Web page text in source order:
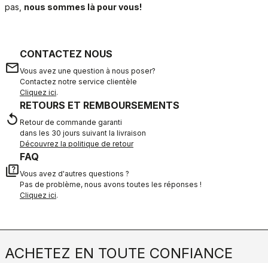
pas, nous sommes là pour vous!
email
CONTACTEZ NOUS
Vous avez une question à nous poser?
Contactez notre service clientèle
Cliquez ici.
replay
RETOURS ET REMBOURSEMENTS
Retour de commande garanti
dans les 30 jours suivant la livraison
Découvrez la politique de retour
quiz
FAQ
Vous avez d'autres questions ?
Pas de problème, nous avons toutes les réponses !
Cliquez ici.
ACHETEZ EN TOUTE CONFIANCE